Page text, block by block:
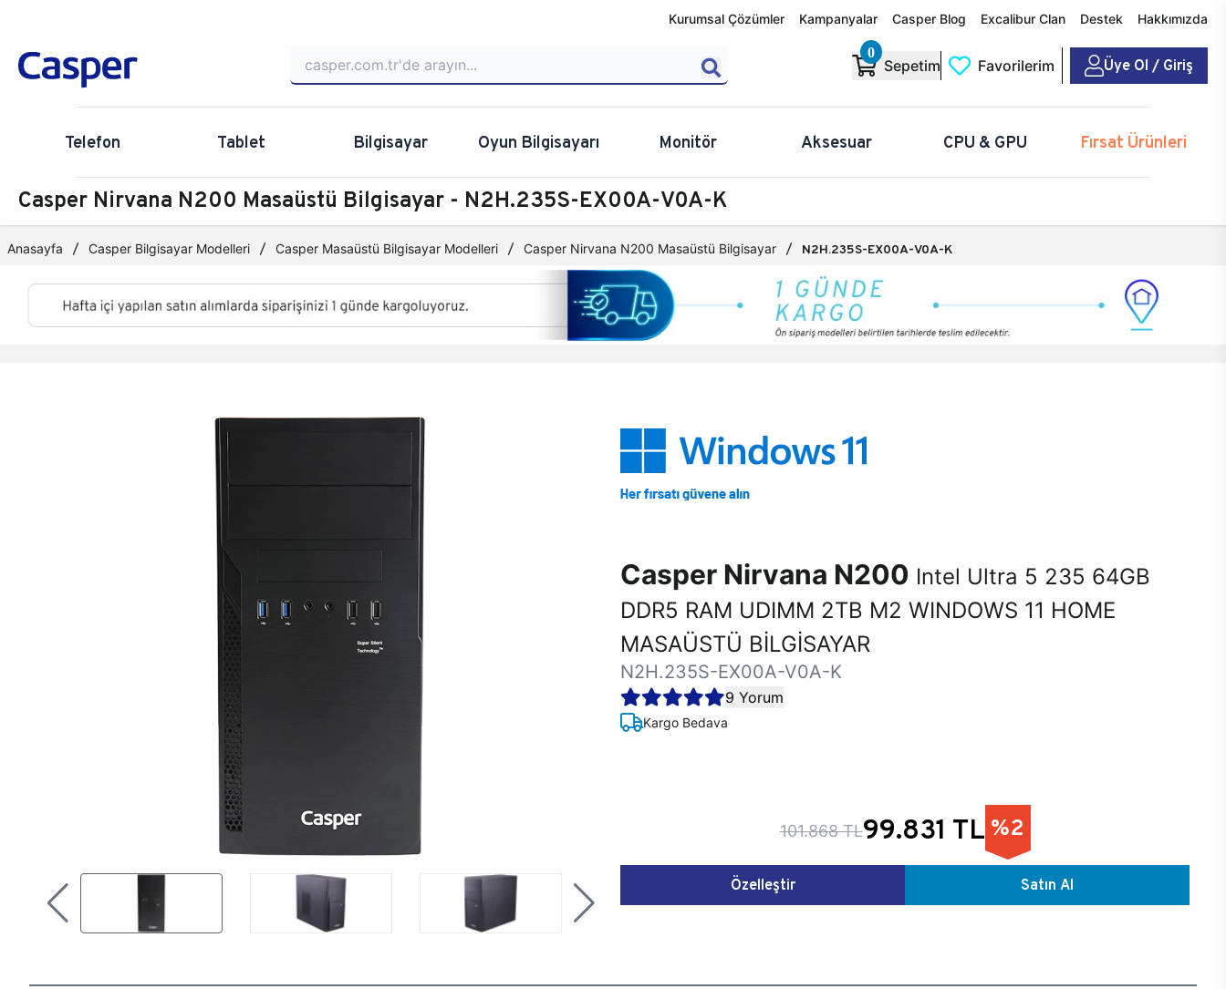
Kurumsal Çözümler Kampanyalar Casper Blog Excalibur Clan Destek Hakkımızda
0
Sepetim Favorilerim Üye Ol / Giriş
Telefon Tablet Bilgisayar Oyun Bilgisayarı Monitör Aksesuar CPU & GPU Fırsat Ürünleri
Casper Nirvana N200 Masaüstü Bilgisayar - N2H.235S-EX00A-V0A-K
Anasayfa Casper Bilgisayar Modelleri Casper Masaüstü Bilgisayar Modelleri Casper Nirvana N200 Masaüstü Bilgisayar N2H.235S-EX00A-V0A-K
Casper Nirvana N200 Intel Ultra 5 235 64GB
DDR5 RAM UDIMM 2TB M2 WINDOWS 11 HOME
MASAÜSTÜ BİLGİSAYAR
N2H.235S-EX00A-V0A-K
9 Yorum
Kargo Bedava
101.868 TL99.831 TL %2
Özelleştir Satın Al